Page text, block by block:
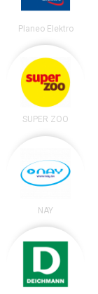
Planeo Elektro
SUPER ZOO
NAY